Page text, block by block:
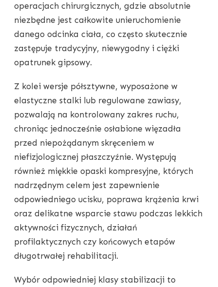
operacjach chirurgicznych, gdzie absolutnie
niezbędne jest całkowite unieruchomienie
danego odcinka ciała, co często skutecznie
zastępuje tradycyjny, niewygodny i ciężki
opatrunek gipsowy.
Z kolei wersje półsztywne, wyposażone w
elastyczne stalki lub regulowane zawiasy,
pozwalają na kontrolowany zakres ruchu,
chroniąc jednocześnie osłabione więzadła
przed niepożądanym skręceniem w
niefizjologicznej płaszczyźnie. Występują
również miękkie opaski kompresyjne, których
nadrzędnym celem jest zapewnienie
odpowiedniego ucisku, poprawa krążenia krwi
oraz delikatne wsparcie stawu podczas lekkich
aktywności fizycznych, działań
profilaktycznych czy końcowych etapów
długotrwałej rehabilitacji.
Wybór odpowiedniej klasy stabilizacji to